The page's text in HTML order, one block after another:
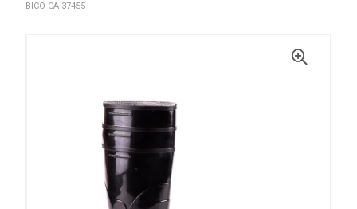
BICO CA 37455